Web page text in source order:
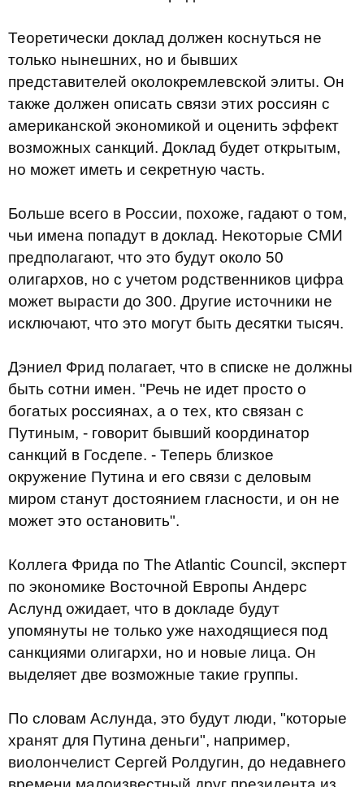
Теоретически доклад должен коснуться не
только нынешних, но и бывших
представителей околокремлевской элиты. Он
также должен описать связи этих россиян с
американской экономикой и оценить эффект
возможных санкций. Доклад будет открытым,
но может иметь и секретную часть.
Больше всего в России, похоже, гадают о том,
чьи имена попадут в доклад. Некоторые СМИ
предполагают, что это будут около 50
олигархов, но с учетом родственников цифра
может вырасти до 300. Другие источники не
исключают, что это могут быть десятки тысяч.
Дэниел Фрид полагает, что в списке не должны
быть сотни имен. "Речь не идет просто о
богатых россиянах, а о тех, кто связан с
Путиным, - говорит бывший координатор
санкций в Госдепе. - Теперь близкое
окружение Путина и его связи с деловым
миром станут достоянием гласности, и он не
может это остановить".
Коллега Фрида по The Atlantic Council, эксперт
по экономике Восточной Европы Андерс
Аслунд ожидает, что в докладе будут
упомянуты не только уже находящиеся под
санкциями олигархи, но и новые лица. Он
выделяет две возможные такие группы.
По словам Аслунда, это будут люди, "которые
хранят для Путина деньги", например,
виолончелист Сергей Ролдугин, до недавнего